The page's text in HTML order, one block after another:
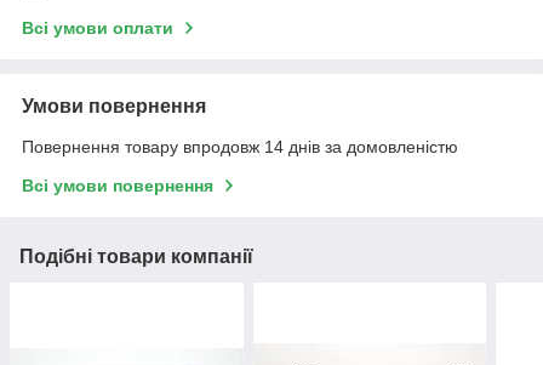
Всі умови оплати
Умови повернення
Повернення товару впродовж 14 днів за домовленістю
Всі умови повернення
Подібні товари компанії